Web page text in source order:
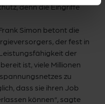
denn die Eingriffe
Simon betont die
der fest in
der
ist, viele Millionen
zu
dass sie ihren Job
können“, sagte